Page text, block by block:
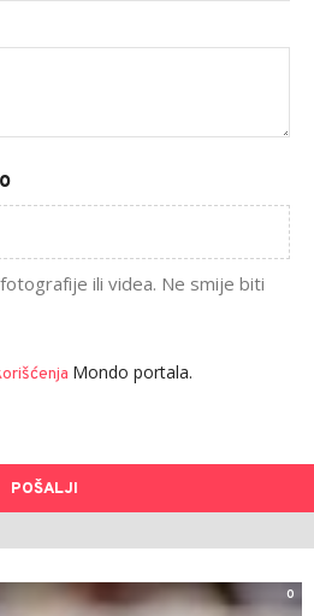
ili videa. Ne smije biti
Mondo portala.
POŠALJI
0